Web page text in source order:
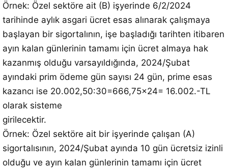
Örnek: Özel sektöre ait (B) işyerinde 6/2/2024
tarihinde aylık asgari ücret esas alınarak çalışmaya
başlayan bir sigortalının, işe başladığı tarihten itibaren
ayın kalan günlerinin tamamı için ücret almaya hak
kazanmış olduğu varsayıldığında, 2024/Şubat
ayındaki prim ödeme gün sayısı 24 gün, prime esas
kazancı ise 20.002,50:30=666,75×24= 16.002.-TL
olarak sisteme
girilecektir.
Örnek: Özel sektöre ait bir işyerinde çalışan (A)
sigortalısının, 2024/Şubat ayında 10 gün ücretsiz izinli
olduğu ve ayın kalan günlerinin tamamı için ücret